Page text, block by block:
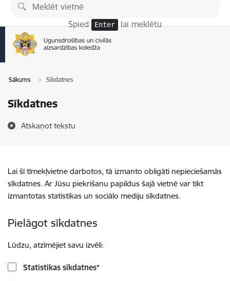
Pāriet uz lapas saturu
Spied Enter lai meklētu
Sākums Sīkdatnes
Sīkdatnes
Atskaņot tekstu
Lai šī tīmekļvietne darbotos, tā izmanto obligāti nepieciešamās
sīkdatnes. Ar Jūsu piekrišanu papildus šajā vietnē var tikt
izmantotas statistikas un sociālo mediju sīkdatnes.
Pielāgot sīkdatnes
Lūdzu, atzīmējiet savu izvēli:
Statistikas sīkdatnes*